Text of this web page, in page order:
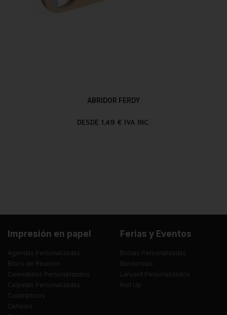
ABRIDOR FERDY
DESDE 1,49 € IVA INC.
Impresión en papel
Agendas Personalizadas
Blocs de Reunión
Calendarios Personalizados
Carpetas Personalizadas
Cuadrípticos
Carteles
Ferias y Eventos
Bolsas Personalizadas
Banderolas
Lanyard Personalizados
Roll Up